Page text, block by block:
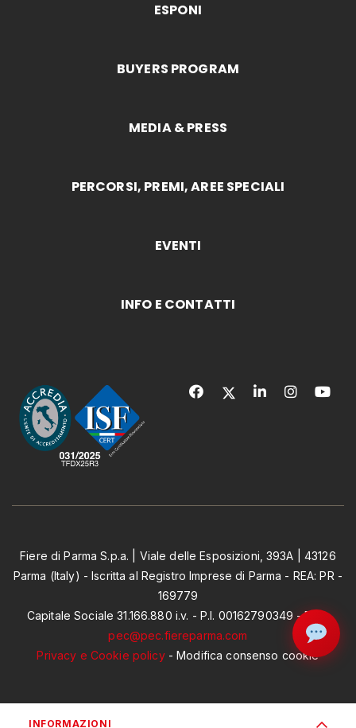
ESPONI
BUYERS PROGRAM
MEDIA & PRESS
PERCORSI, PREMI, AREE SPECIALI
EVENTI
INFO E CONTATTI
Fiere di Parma S.p.a. | Viale delle Esposizioni, 393A | 43126
Parma (Italy) - Iscritta al Registro Imprese di Parma - REA: PR -
169779
Capitale Sociale 31.166.880 i.v. - P.I. 00162790349 - PEC:
pec@pec.fiereparma.com
Privacy e Cookie policy-Modifica consenso cookie
INFORMAZIONI